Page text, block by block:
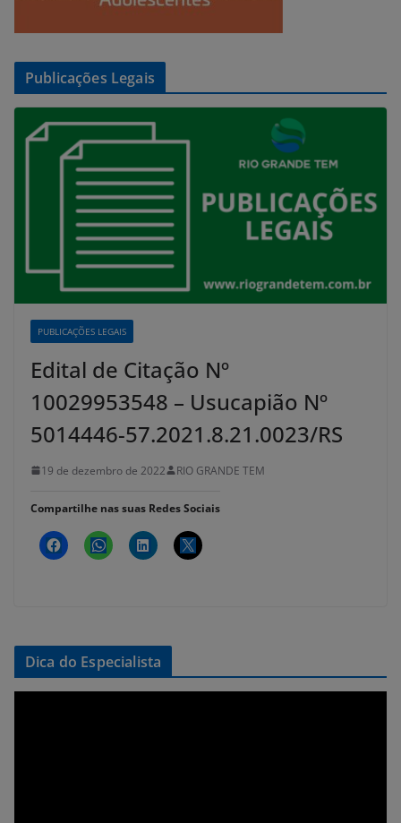
Publicações Legais
PUBLICAÇÕES LEGAIS
Edital de Citação Nº
10029953548 – Usucapião Nº
5014446-57.2021.8.21.0023/RS
19 de dezembro de 2022 RIO GRANDE TEM
Compartilhe nas suas Redes Sociais
Dica do Especialista